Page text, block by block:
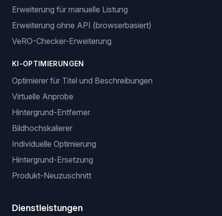
Erweiterung für manuelle Listung
Erweiterung ohne API (browserbasiert)
VeRO-Checker-Erweiterung
KI-OPTIMIERUNGEN
Optimierer für Titel und Beschreibungen
Virtuelle Anprobe
Hintergrund-Entferner
Bildhochskalierer
Individuelle Optimierung
Hintergrund-Ersetzung
Produkt-Neuzuschnitt
Dienstleistungen